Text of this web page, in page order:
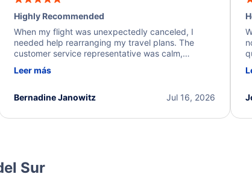
Highly Recommended
When my flight was unexpectedly canceled, I
needed help rearranging my travel plans. The
customer service representative was calm,
process. They quickly found alternative flight
I truly appreciate the excellent support and
Leer más
Jul 16, 2026
Bernadine Janowitz
Sur